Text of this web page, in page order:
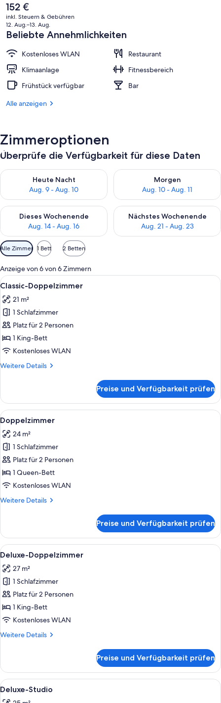
Der
aktuelle
Preis
beträgt
152 €.
152 €
inkl. Steuern & Gebühren
12. Aug.–13. Aug.
Beliebte Annehmlichkeiten
Kostenloses WLAN
Restaurant
Klimaanlage
Fitnessbereich
Frühstück verfügbar
Bar
Alle anzeigen
Zimmeroptionen
Überprüfe die Verfügbarkeit für diese Daten
Heute Nacht
Aug. 9 - Aug. 10
Überprüfe die Verfügbarkeit für heute Nacht, Aug. 9 - Aug.
Morgen
Aug. 10 - Aug. 11
Überprüfe die Verfügbarkeit
Dieses Wochenende
Aug. 14 - Aug. 16
Überprüfe die Verfügbarkeit für dieses Wochenende, Aug. 14
Nächstes Wochenende
Aug. 21 - Aug. 23
Überprüfe die Verfügbarkeit
Verfügbare
Filter
für
Zimmer
Alle Zimmer 1 Bett 2 Betten
Anzeige von 6 von 6 Zimmern
Alle
Fotos
für
Classic-
Doppelzimmer
anzeigen
Ein Hotelzimmer mit Bett,
8
Classic-Doppelzimmer
21 m²
1 Schlafzimmer
Platz für 2 Personen
1 King-Bett
Kostenloses WLAN
Weitere Details
Weitere
Doppelzimmer
Preise und Verfügbarkeit prüfen
Alle
Fotos
für
Doppelzimmer
anzeigen
Ein Hotelzimmer mit einem Bett,
7
Doppelzimmer
24 m²
1 Schlafzimmer
Platz für 2 Personen
1 Queen-Bett
Kostenloses WLAN
Weitere Details
Weitere
Preise und Verfügbarkeit prüfen
Alle
Fotos
für
Deluxe-
Doppelzimmer
anzeigen
Ein Hotelzimmer mit Bett, Stuhl,
12
Deluxe-Doppelzimmer
27 m²
1 Schlafzimmer
Platz für 2 Personen
1 King-Bett
Kostenloses WLAN
Weitere Details
Weitere
Doppelzimmer
Preise und Verfügbarkeit prüfen
Alle
Fotos
Ein Hotelzimmer mit Bett,
8
Deluxe-Studio